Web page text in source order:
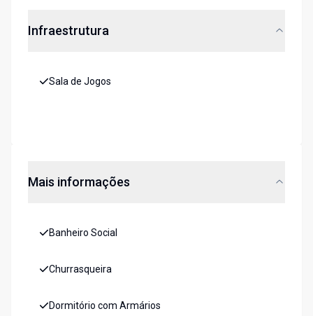
Infraestrutura
Sala de Jogos
Mais informações
Banheiro Social
Churrasqueira
Dormitório com Armários